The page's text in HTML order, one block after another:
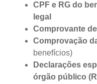
CPF e RG do
legal
Comprovante
Comprovação
benefícios)
Declarações
órgão público